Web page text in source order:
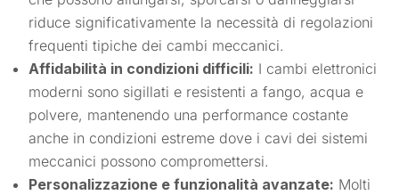
riduce significativamente la necessità di regolazioni
frequenti tipiche dei cambi meccanici.
Affidabilità in condizioni difficili: I cambi elettronici
moderni sono sigillati e resistenti a fango, acqua e
polvere, mantenendo una performance costante
anche in condizioni estreme dove i cavi dei sistemi
meccanici possono compromettersi.
Personalizzazione e funzionalità avanzate: Molti